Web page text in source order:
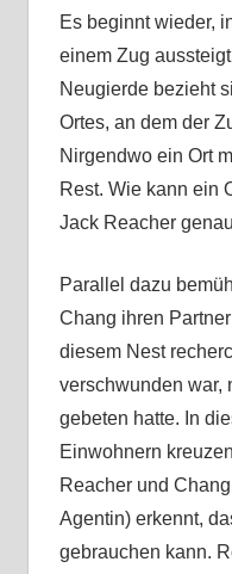
Es beginnt wieder,
einem Zug
Neugierde bezieht
Ortes, an dem der
Nirgendwo ein Ort
Rest. Wie kann ein
Jack Reacher
Parallel dazu
Chang ihren
diesem Nest
verschwunden war,
gebeten hatte. In
Einwohnern
Reacher und
Agentin) erkennt,
gebrauchen kann.